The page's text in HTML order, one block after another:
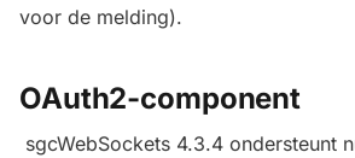
voor de melding).
OAuth2-component
sgcWebSockets 4.3.4 ondersteunt